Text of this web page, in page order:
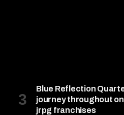
Blue Reflection
journey throughout
jrpg franchises